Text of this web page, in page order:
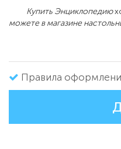
Купить Энциклопедию
можете в магазине
Правила